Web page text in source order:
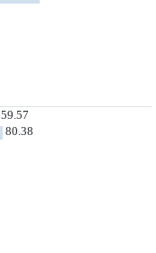
59.57
80.38